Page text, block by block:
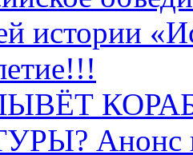
истории
Анонс